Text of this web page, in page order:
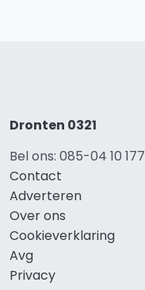
Dronten 0321
Bel ons: 085-04 10 177
Contact
Adverteren
Over ons
Cookieverklaring
Avg
Privacy